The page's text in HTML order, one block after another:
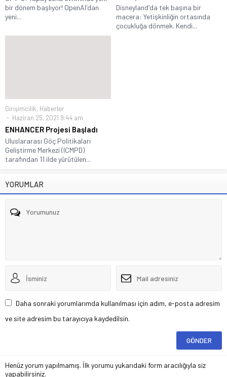
bir dönem başlıyor! OpenAI'dan
yeni...
Disneyland'da tek başına bir
macera: Yetişkinliğin ortasında
çocukluğa dönmek. Kendi...
Girişimcilik, Haberler
Haziran 25, 2021 9:44 am
ENHANCER Projesi Başladı
Uluslararası Göç Politikaları
Geliştirme Merkezi (ICMPD)
tarafından 11 ilde yürütülen...
YORUMLAR
Daha sonraki yorumlarımda kullanılması için adım, e-posta adresim
ve site adresim bu tarayıcıya kaydedilsin.
Henüz yorum yapılmamış. İlk yorumu yukarıdaki form aracılığıyla siz
yapabilirsiniz.